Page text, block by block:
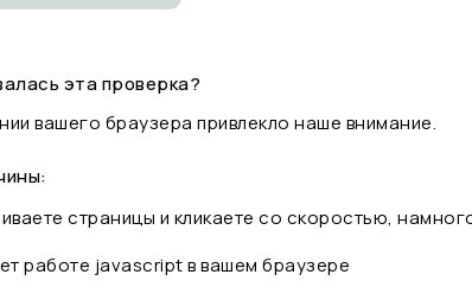
эта проверка?
вашего браузера привлекло наше внимание.
страницы и кликаете со скоростью,
работе javascript в вашем браузере